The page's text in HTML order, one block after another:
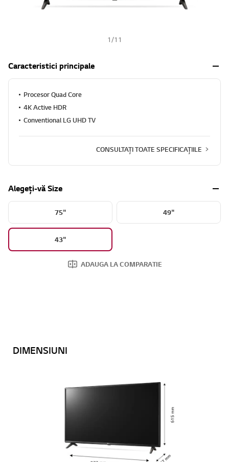
1 /11
Caracteristici principale
Procesor Quad Core
4K Active HDR
Conventional LG UHD TV
CONSULTAȚI TOATE SPECIFICAȚIILE
Alegeți-vă Size
75" 49"
43"
ADAUGA LA COMPARATIE
DIMENSIUNI